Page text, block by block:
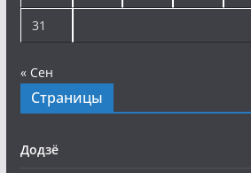
31
« Сен
Страницы
Додзё